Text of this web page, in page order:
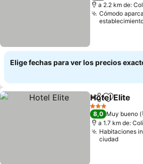
a 2.2 km de:
Cómodo
Elige fechas para ver los precios
Compartir
Agregar
Hotel Elite
3 Estrellas
8,0 Muy bueno
a 1.7 km de:
Habitaciones
ciudad